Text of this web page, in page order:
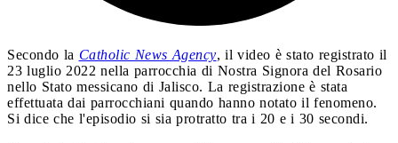
Secondo la Catholic News Agency, il video è stato registrato il
23 luglio 2022 nella parrocchia di Nostra Signora del Rosario
nello Stato messicano di Jalisco. La registrazione è stata
effettuata dai parrocchiani quando hanno notato il fenomeno.
Si dice che l'episodio si sia protratto tra i 20 e i 30 secondi.